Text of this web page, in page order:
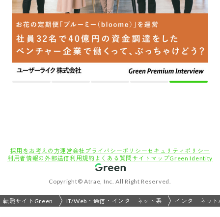
採用をお考えの方運営会社 プライバシーポリシーセキュリティポリシー
利用者情報の外部送信利用規約 よくある質問 サイトマップGreen Identity
Copyright© Atrae, Inc. All Right Reserved.
転職サイトGreen IT/Web・通信・インターネット系 インターネッ